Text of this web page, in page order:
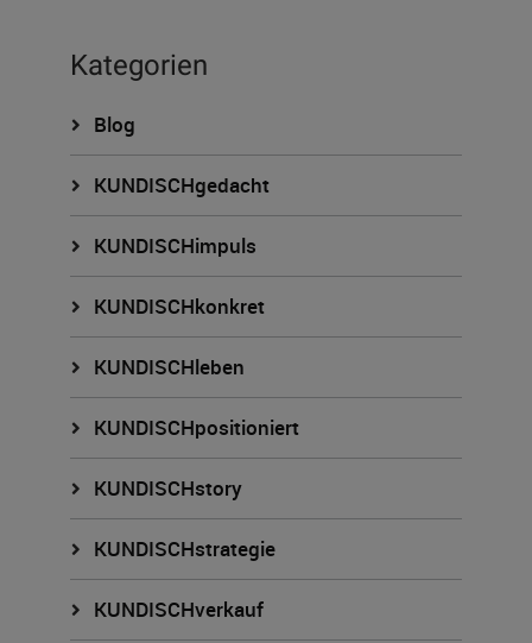
Kategorien
Blog
KUNDISCHgedacht
KUNDISCHimpuls
KUNDISCHkonkret
KUNDISCHleben
KUNDISCHpositioniert
KUNDISCHstory
KUNDISCHstrategie
KUNDISCHverkauf